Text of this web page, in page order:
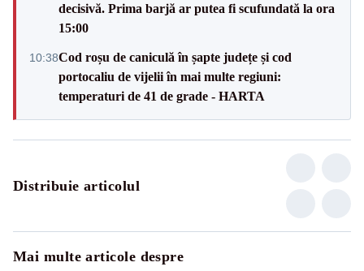
decisivă. Prima barjă ar putea fi scufundată la ora
15:00
10:38Cod roșu de caniculă în șapte județe și cod
portocaliu de vijelii în mai multe regiuni:
temperaturi de 41 de grade - HARTA
Distribuie articolul
Mai multe articole despre